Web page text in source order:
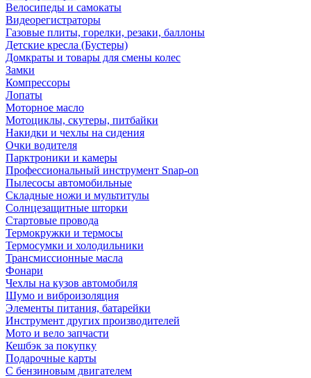
Велосипеды и самокаты
Видеорегистраторы
Газовые плиты, горелки, резаки, баллоны
Детские кресла (Бустеры)
Домкраты и товары для смены колес
Замки
Компрессоры
Лопаты
Моторное масло
Мотоциклы, скутеры, питбайки
Накидки и чехлы на сидения
Очки водителя
Парктроники и камеры
Профессиональный инструмент Snap-on
Пылесосы автомобильные
Складные ножи и мультитулы
Солнцезащитные шторки
Стартовые провода
Термокружки и термосы
Термосумки и холодильники
Трансмиссионные масла
Фонари
Чехлы на кузов автомобиля
Шумо и виброизоляция
Элементы питания, батарейки
Инструмент других производителей
Мото и вело запчасти
Кешбэк за покупку
Подарочные карты
С бензиновым двигателем